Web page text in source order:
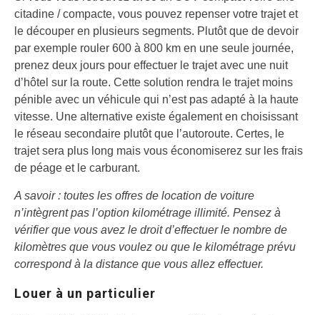
citadine / compacte, vous pouvez repenser votre trajet et
le découper en plusieurs segments. Plutôt que de devoir
par exemple rouler 600 à 800 km en une seule journée,
prenez deux jours pour effectuer le trajet avec une nuit
d’hôtel sur la route. Cette solution rendra le trajet moins
pénible avec un véhicule qui n’est pas adapté à la haute
vitesse. Une alternative existe également en choisissant
le réseau secondaire plutôt que l’autoroute. Certes, le
trajet sera plus long mais vous économiserez sur les frais
de péage et le carburant.
A savoir : toutes les offres de location de voiture
n’intègrent pas l’option kilométrage illimité. Pensez à
vérifier que vous avez le droit d’effectuer le nombre de
kilomètres que vous voulez ou que le kilométrage prévu
correspond à la distance que vous allez effectuer.
Louer à un particulier